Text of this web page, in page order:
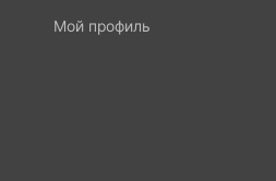
Мой профиль